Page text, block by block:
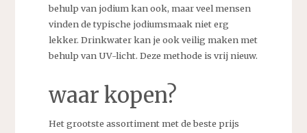
behulp van jodium kan ook, maar veel mensen
vinden de typische jodiumsmaak niet erg
lekker. Drinkwater kan je ook veilig maken met
behulp van UV-licht. Deze methode is vrij nieuw.
waar kopen?
Het grootste assortiment met de beste prijs